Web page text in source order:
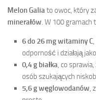
Melon Galiato owoc, który
minerałów. W 100 gramach
6 do 26 mg witaminy C
odporność i działają
0,4 g białka, co
osób szukających
5,6 g węglowodanów,